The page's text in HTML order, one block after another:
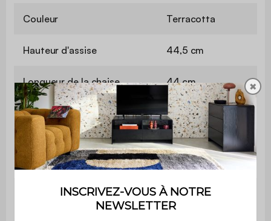
Couleur Terracotta
Hauteur d'assise 44,5 cm
Longueur de la chaise 44 cm
Hauteur de la chaise 79 cm
Longueur de la table 160 cm
Hauteur de
72,5 cm
✖